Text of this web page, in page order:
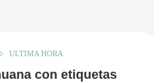
ULTIMA HORA
con etiquetas